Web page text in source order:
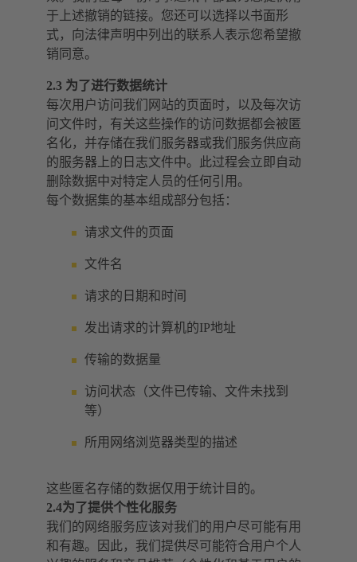
于上述撤销的链接。您还可以选择以书面形
式，向法律声明中列出的联系人表示您希望撤
销同意。
2.3 为了进行数据统计
每次用户访问我们网站的页面时，以及每次访
问文件时，有关这些操作的访问数据都会被匿
名化，并存储在我们服务器或我们服务供应商
的服务器上的日志文件中。此过程会立即自动
删除数据中对特定人员的任何引用。
每个数据集的基本组成部分包括：
请求文件的页面
文件名
请求的日期和时间
发出请求的计算机的IP地址
传输的数据量
访问状态（文件已传输、文件未找到
等）
所用网络浏览器类型的描述
这些匿名存储的数据仅用于统计目的。
2.4为了提供个性化服务
我们的网络服务应该对我们的用户尽可能有用
和有趣。因此，我们提供尽可能符合用户个人